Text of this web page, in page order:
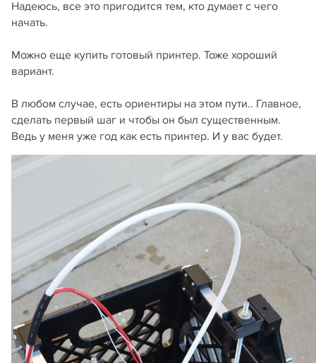
Надеюсь, все это пригодится тем, кто думает с чего
начать.
Можно еще купить готовый принтер. Тоже хороший
вариант.
В любом случае, есть ориентиры на этом пути.. Главное,
сделать первый шаг и чтобы он был существенным.
Ведь у меня уже год как есть принтер. И у вас будет.